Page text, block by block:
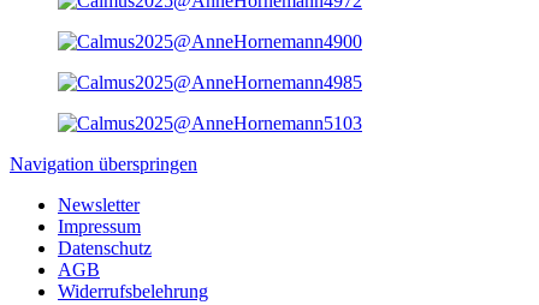
Navigation überspringen
Newsletter
Impressum
Datenschutz
AGB
Widerrufsbelehrung